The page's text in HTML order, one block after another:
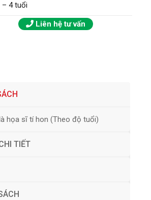
– 4 tuổi
Liên hệ tư vấn
họa sĩ tí hon (Theo độ tuổi)
TIẾT